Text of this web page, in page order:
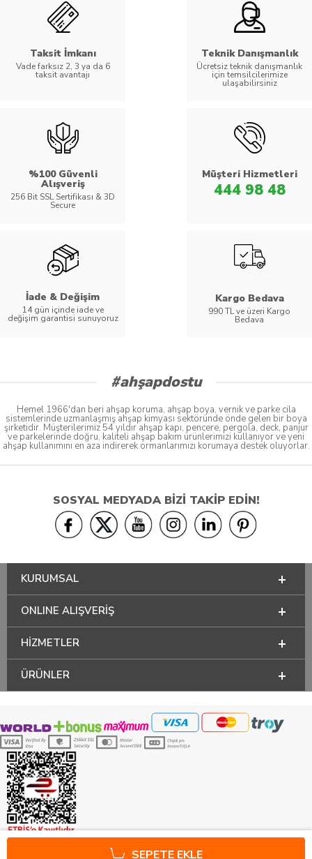
SEPETE EKLE
Taksit İmkanı
Vade farksız 2, 3 ya da 6
taksit avantajı
Teknik Danışmanlık
Ücretsiz teknik danışmanlık
için temsilcilerimize
ulaşabilirsiniz
%100 Güvenli
Alışveriş
256 Bit SSL Sertifikası & 3D
Secure
Müşteri Hizmetleri
444 98 48
İade & Değişim
14 gün içinde iade ve
değişim garantisi sunuyoruz
Kargo Bedava
990 TL ve üzeri Kargo
Bedava
#ahşapdostu
Hemel 1966'dan beri ahşap koruma, ahşap boya, vernik ve parke cila
sistemlerinde uzmanlaşmış ahşap kimyası sektöründe önde gelen bir boya
şirketidir. Müşterilerimiz 54 yıldır ahşap kapı, pencere, pergola, deck, panjur
ve parkelerinde doğru, kaliteli ahşap bakım ürünlerimizi kullanıyor ve yeni
ahşap kullanımını en aza indirerek ormanlarımızı korumaya destek oluyorlar.
SOSYAL MEDYADA BİZİ TAKİP EDİN!
KURUMSAL
ONLINE ALIŞVERİŞ
HİZMETLER
ÜRÜNLER